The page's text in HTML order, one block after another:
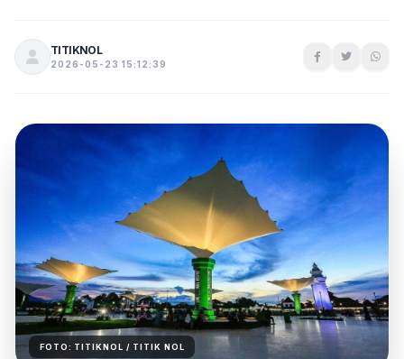
TITIKNOL
2026-05-23 15:12:39
FOTO: TITIKNOL / TITIK NOL